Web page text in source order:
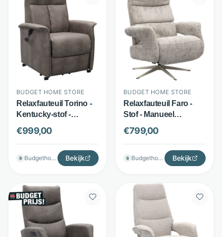
BUDGET HOME STORE
Relaxfauteuil Torino -
Kentucky-stof -
Elektrisch verstelbaar -
Antraciet - Budget
Home Store
€999,00
B Budgethomestore Bekijk
BUDGET HOME STORE
Relaxfauteuil Faro -
Stof - Manueel
verstelbaar en
draaibaar - Taupe -
Budget Home Store
€799,00
B Budgethomestore Bekijk